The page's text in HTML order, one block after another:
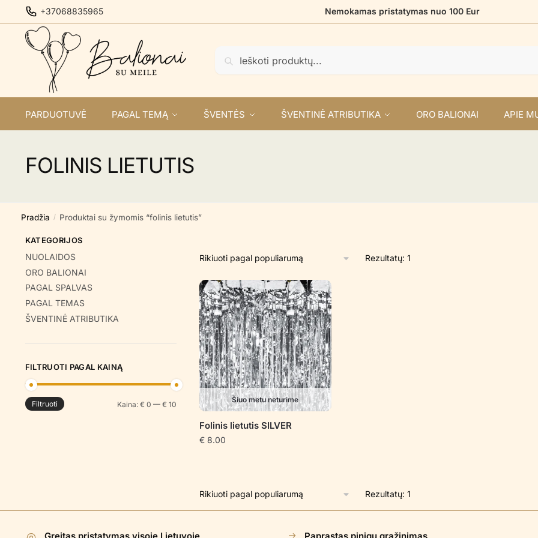
to
navigation
to
content
+37068835965 Nemokamas pristatymas nuo 100 Eur
PARDUOTUVĖ PAGAL TEMĄ ŠVENTĖS ŠVENTINĖ ATRIBUTIKA ORO BALIONAI APIE
FOLINIS LIETUTIS
Pradžia / Produktai su žymomis “folinis lietutis”
Rezultatų: 1
Šiuo metu neturime
Folinis lietutis SILVER
€8.00
Rezultatų: 1
KATEGORIJOS
NUOLAIDOS
ORO BALIONAI
PAGAL SPALVAS
PAGAL TEMAS
ŠVENTINĖ ATRIBUTIKA
FILTRUOTI PAGAL KAINĄ
Min
Maks
Filtruoti Kaina: € 0 — € 10